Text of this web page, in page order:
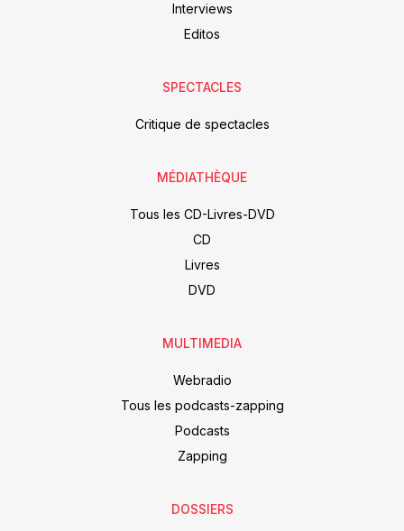
Interviews
Editos
SPECTACLES
Critique de spectacles
MÉDIATHÈQUE
Tous les CD-Livres-DVD
CD
Livres
DVD
MULTIMEDIA
Webradio
Tous les podcasts-zapping
Podcasts
Zapping
DOSSIERS